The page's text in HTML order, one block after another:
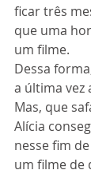
ficar três
que uma
um filme.
Dessa
a última vez
Mas, que
Alícia
nesse fim
um filme de